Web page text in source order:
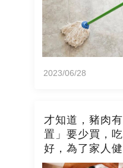
2023/06/28
才知道，豬肉
置」要少買，
好，為了家人